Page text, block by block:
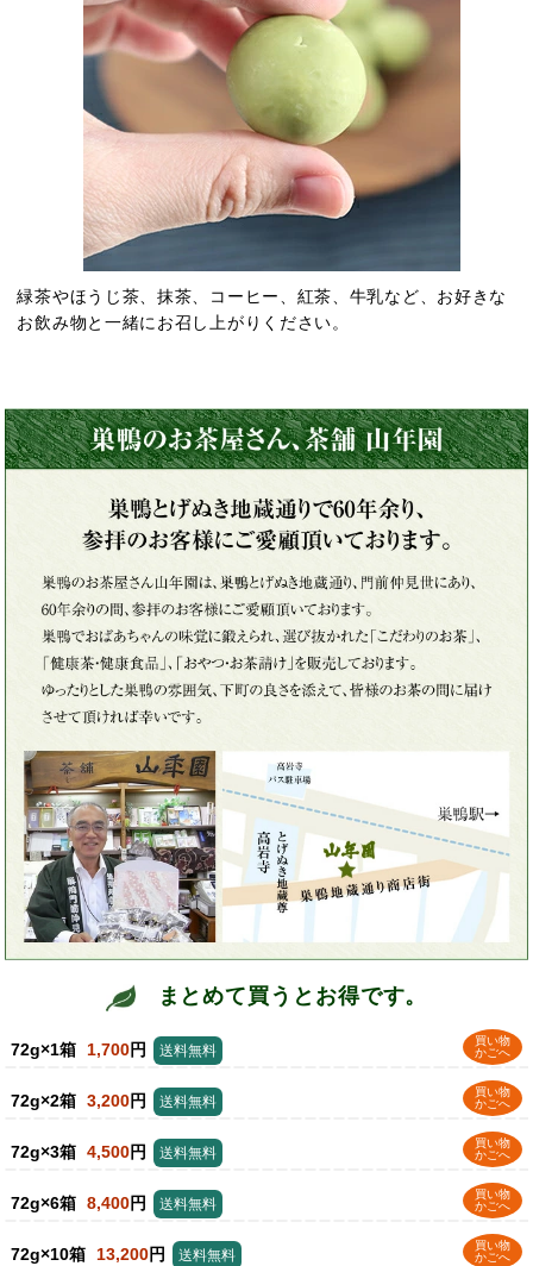
緑茶やほうじ茶、抹茶、コーヒー、紅茶、牛乳など、お好きな
お飲み物と一緒にお召し上がりください。
まとめて買うとお得です。
72g×1箱 1,700円
買い物
かごへ
送料無料
72g×2箱 3,200円
買い物
かごへ
送料無料
72g×3箱 4,500円
買い物
かごへ
送料無料
72g×6箱 8,400円
買い物
かごへ
送料無料
72g×10箱 13,200円
買い物
かごへ
送料無料